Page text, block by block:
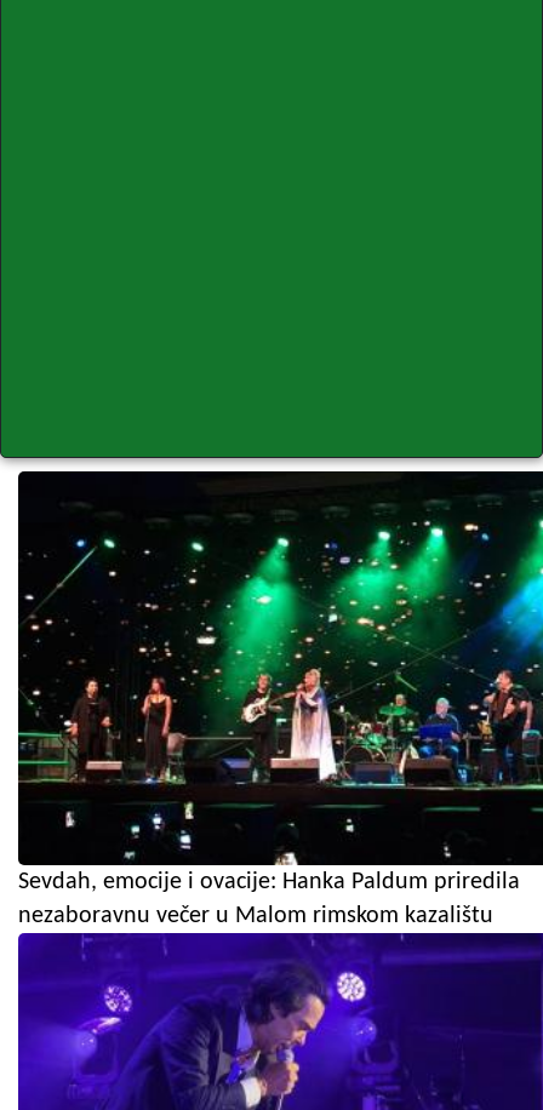
Sevdah, emocije i ovacije: Hanka Paldum priredila
nezaboravnu večer u Malom rimskom kazalištu